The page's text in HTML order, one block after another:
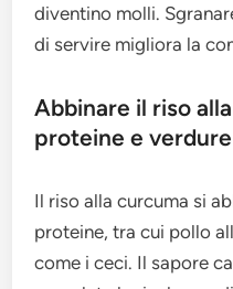
diventino molli.
di servire migliora la
Abbinare il riso
proteine e verdure
Il riso alla curcuma si
proteine, tra cui pollo
come i ceci. Il sapore